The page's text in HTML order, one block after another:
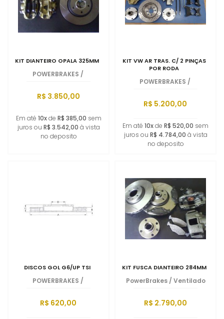
KIT DIANTEIRO OPALA 325MM
POWERBRAKES /
R$ 3.850,00
Em até 10xde R$ 385,00 sem
juros ou R$ 3.542,00 à vista
no deposito
KIT VW AR TRAS. C/ 2 PINÇAS
POR RODA
POWERBRAKES /
R$ 5.200,00
Em até 10xde R$ 520,00 sem
juros ou R$ 4.784,00 à vista
no deposito
DISCOS GOL G6/UP TSI
POWERBRAKES /
R$ 620,00
KIT FUSCA DIANTEIRO 284MM
PowerBrakes / Ventilado
R$ 2.790,00